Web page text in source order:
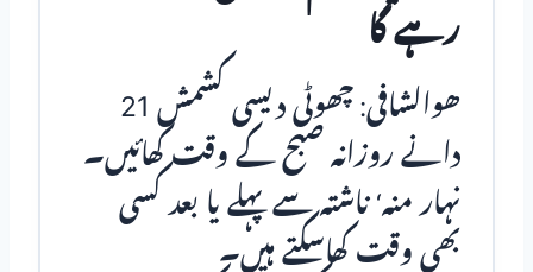
رہے گا
ھوالشافی: چھوٹی دیسی کشمش 21
دانے روزانہ صبح کے وقت کھائیں۔
نہار منہ‘ ناشتہ سے پہلے یا بعد کسی
بھی وقت کھاسکتے ہیں۔